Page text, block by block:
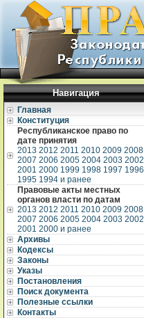
Навигация
Главная
Конституция
Республиканское право по
дате принятия
2013 2012 2011 2010 2009 2008
2007 2006 2005 2004 2003 2002
2001 2000 1999 1998 1997 1996
1995 1994 и ранее
Правовые акты местных
органов власти по датам
2013 2012 2011 2010 2009 2008
2007 2006 2005 2004 2003 2002
2001 2000 и ранее
Архивы
Кодексы
Законы
Указы
Постановления
Поиск документа
Полезные ссылки
Контакты